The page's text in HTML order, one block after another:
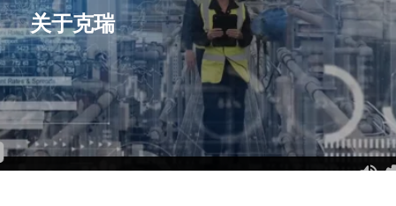
关于克瑞